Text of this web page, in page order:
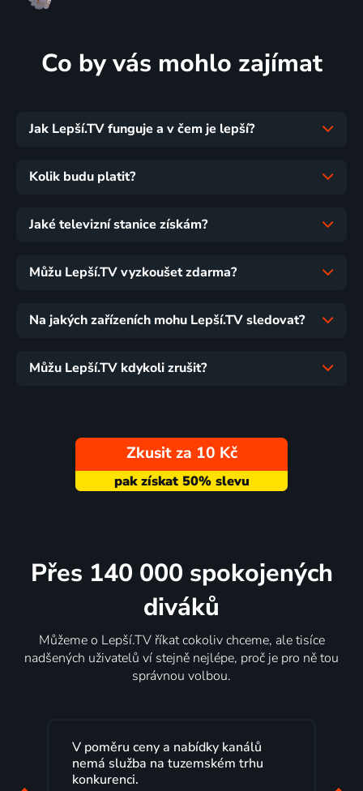
Co by vás mohlo zajímat
Jak Lepší.TV funguje a v čem je lepší?
Kolik budu platit?
Jaké televizní stanice získám?
Můžu Lepší.TV vyzkoušet zdarma?
Na jakých zařízeních mohu Lepší.TV sledovat?
Můžu Lepší.TV kdykoli zrušit?
Zkusit za 10 Kč
Přes 140 000 spokojených
diváků
Můžeme o Lepší.TV říkat cokoliv chceme, ale tisíce
nadšených uživatelů ví stejně nejlépe, proč je pro ně tou
správnou volbou.
V poměru ceny a nabídky kanálů
nemá služba na tuzemském trhu
konkurenci.